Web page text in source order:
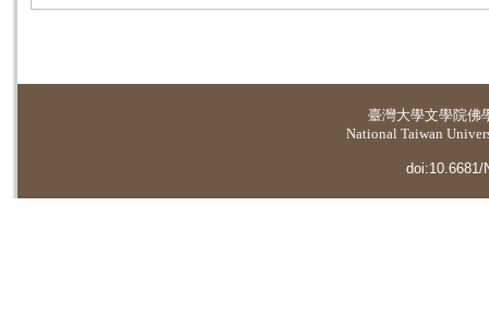
臺灣大學文學院佛
National Taiwan
doi:10.6681/